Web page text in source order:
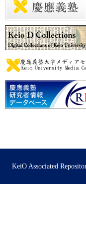
KeiO Associated